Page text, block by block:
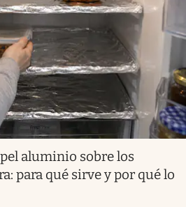
aluminio sobre los
para qué sirve y por qué lo